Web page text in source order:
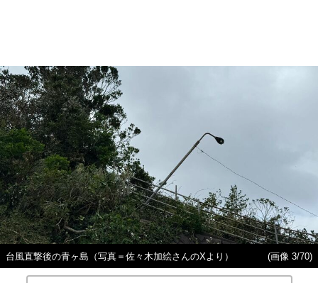
台風直撃後の青ヶ島（写真＝佐々木加絵さんのXより） (画像 3/70)